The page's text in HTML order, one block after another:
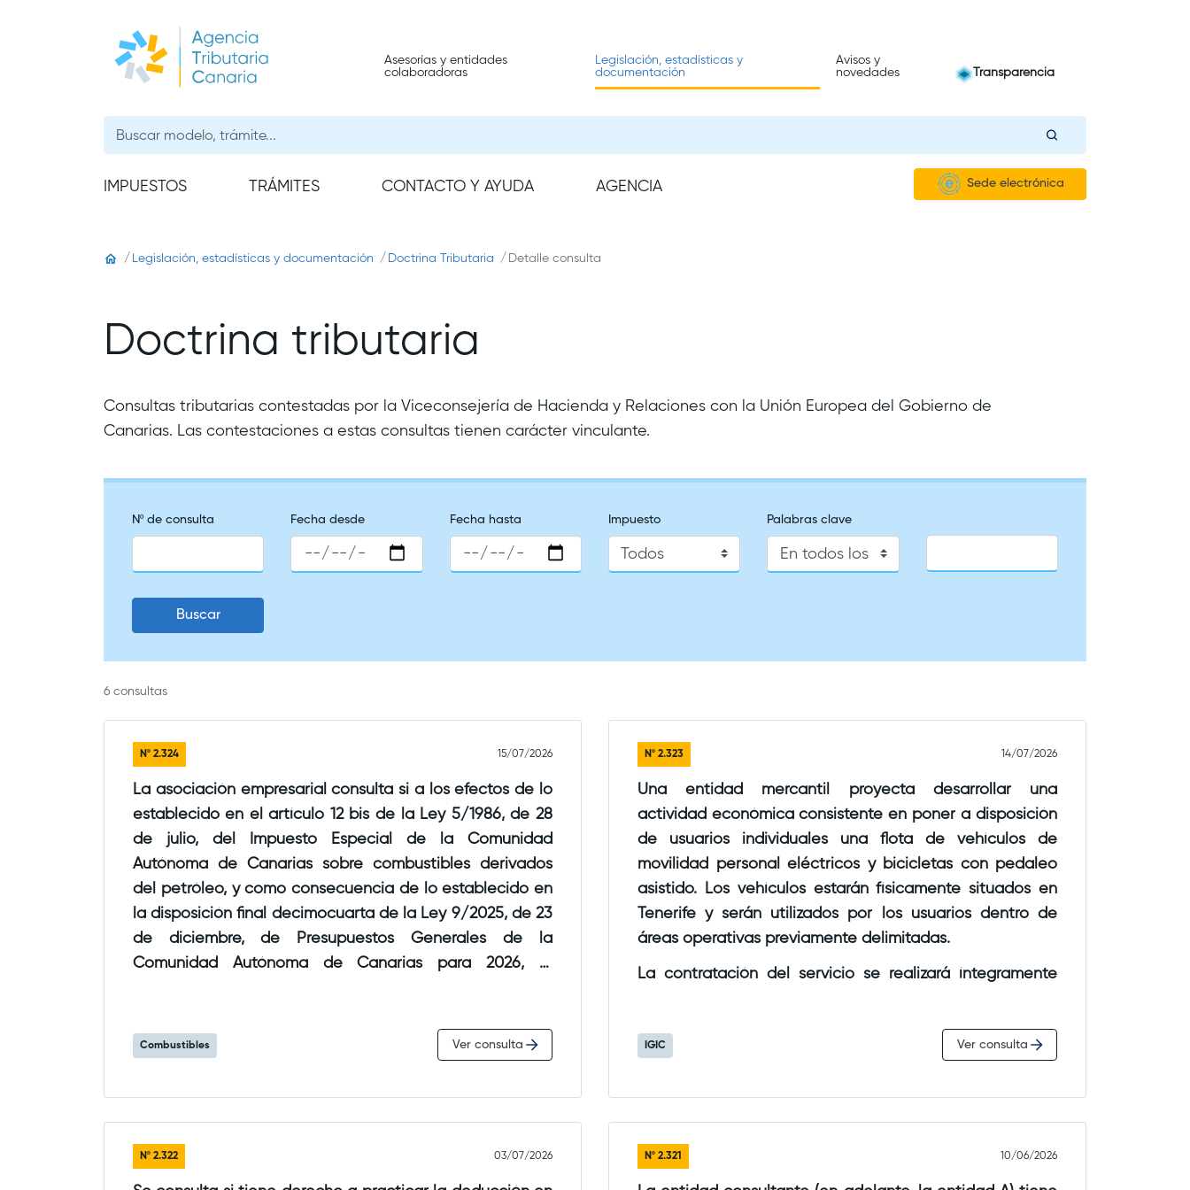
Asesorías y entidades
colaboradoras
Legislación, estadísticas y
documentación
Avisos y
novedades
Transparencia
IMPUESTOS TRÁMITES CONTACTO Y AYUDA AGENCIA Sede electrónica
Legislación, estadísticas y documentación Doctrina Tributaria Detalle consulta
Doctrina tributaria
Consultas tributarias contestadas por la Viceconsejería de Hacienda y Relaciones con la Unión Europea del Gobierno de
Canarias. Las contestaciones a estas consultas tienen carácter vinculante.
Nº de consulta Fecha desde Fecha hasta Impuesto Palabras clave
Buscar
6 consultas
Nº 2.324 15/07/2026
La asociación empresarial consulta si a los efectos de lo
establecido en el artículo 12 bis de la Ley 5/1986, de 28
de julio, del Impuesto Especial de la Comunidad
Autónoma de Canarias sobre combustibles derivados
del petróleo, y como consecuencia de lo establecido en
la disposición final decimocuarta de la Ley 9/2025, de 23
de diciembre, de Presupuestos Generales de la
Comunidad Autónoma de Canarias para 2026, el
mercancías por carretera, a los efectos de la aplicación
de la devolución parcial del impuesto que grava el
Combustibles Ver consulta
Nº 2.323 14/07/2026
Una entidad mercantil proyecta desarrollar una
actividad económica consistente en poner a disposición
de usuarios individuales una flota de vehículos de
movilidad personal eléctricos y bicicletas con pedaleo
asistido. Los vehículos estarán físicamente situados en
Tenerife y serán utilizados por los usuarios dentro de
áreas operativas previamente delimitadas.
La contratación del servicio se realizará íntegramente
condiciones contractuales, localizar un vehículo
deseado y finalizar la utilización estacionándolo en una
zona autorizada.
El precio se calculará principalmente en función del
tiempo efectivo de utilización, normalmente por minutos.
IGIC Ver consulta
Nº 2.322 03/07/2026 Nº 2.321 10/06/2026